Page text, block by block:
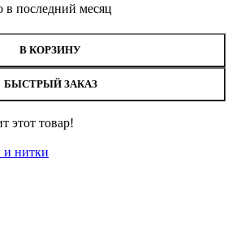
в последний месяц
ниток швейных, 60ЛШ
В КОРЗИНУ
БЫСТРЫЙ ЗАКАЗ
этот товар!
нитки